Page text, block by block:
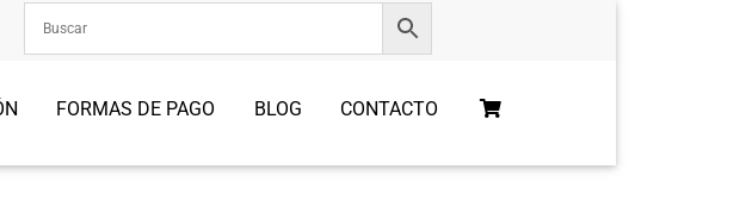
FORMAS DE PAGO BLOG CONTACTO